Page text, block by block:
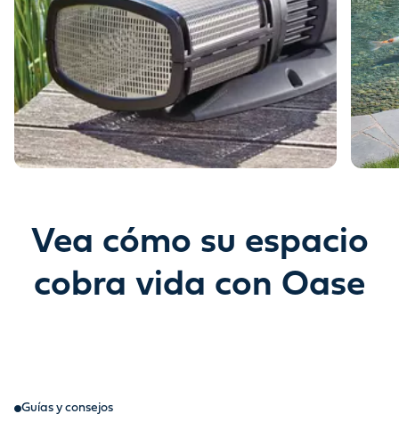
Vea cómo su espacio
cobra vida con Oase
Guías y consejos